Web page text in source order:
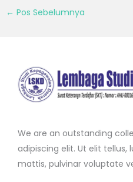
← Pos Sebelumnya
We are an outstanding
adipiscing elit. Ut elit
mattis, pulvinar voluptate